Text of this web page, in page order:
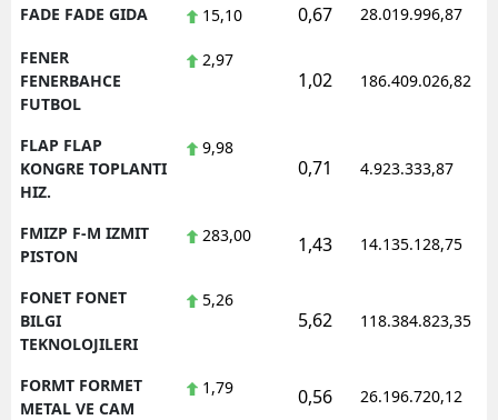
FADE FADE GIDA 15,10 0,67 28.019.996,87
FENER
FENERBAHCE
FUTBOL
2,97
1,02 186.409.026,82
FLAP FLAP
KONGRE TOPLANTI
HIZ.
9,98
0,71 4.923.333,87
FMIZP F-M IZMIT
PISTON
283,00 1,43 14.135.128,75
FONET FONET
BILGI
TEKNOLOJILERI
5,26
5,62 118.384.823,35
FORMT FORMET
METAL VE CAM
1,79 0,56 26.196.720,12